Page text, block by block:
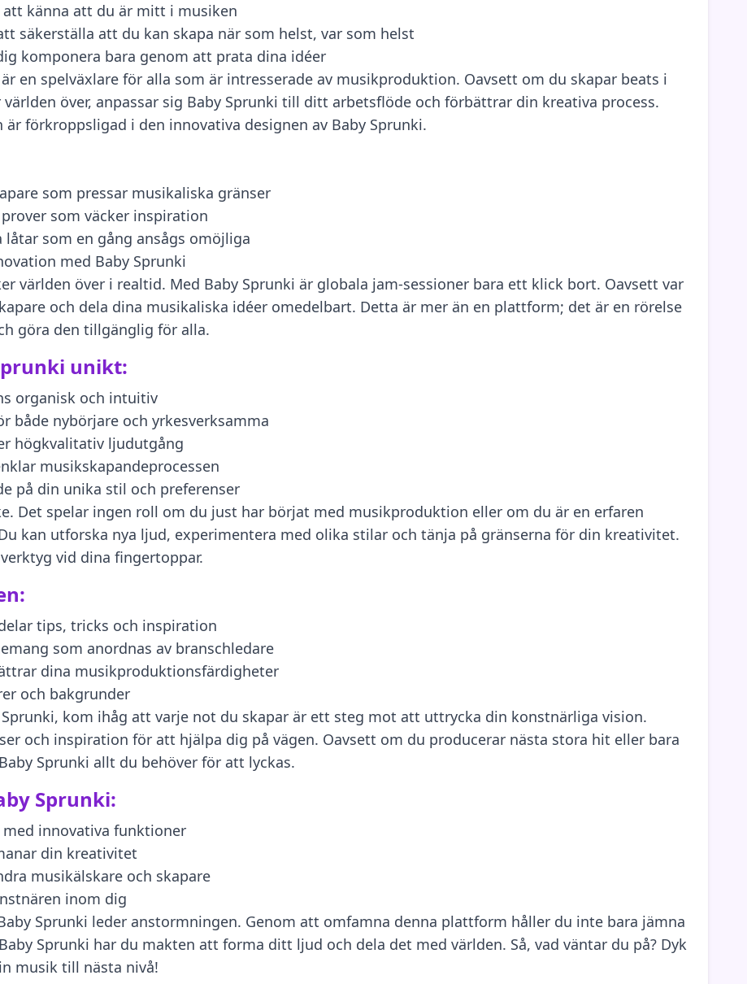
känna att du är mitt i musiken
säkerställa att du kan skapa när som helst, var som helst
komponera bara genom att prata dina idéer
en spelväxlare för alla som är intresserade av musikproduktion. Oavsett om du skapar beats i
över, anpassar sig Baby Sprunki till ditt arbetsflöde och förbättrar din kreativa process.
förkroppsligad i den innovativa designen av Baby Sprunki.
som pressar musikaliska gränser
som väcker inspiration
som en gång ansågs omöjliga
med Baby Sprunki
världen över i realtid. Med Baby Sprunki är globala jam-sessioner bara ett klick bort. Oavsett var
och dela dina musikaliska idéer omedelbart. Detta är mer än en plattform; det är en rörelse
göra den tillgänglig för alla.
unikt:
organisk och intuitiv
både nybörjare och yrkesverksamma
högkvalitativ ljudutgång
musikskapandeprocessen
på din unika stil och preferenser
Det spelar ingen roll om du just har börjat med musikproduktion eller om du är en erfaren
kan utforska nya ljud, experimentera med olika stilar och tänja på gränserna för din kreativitet.
vid dina fingertoppar.
tips, tricks och inspiration
som anordnas av branschledare
dina musikproduktionsfärdigheter
och bakgrunder
kom ihåg att varje not du skapar är ett steg mot att uttrycka din konstnärliga vision.
och inspiration för att hjälpa dig på vägen. Oavsett om du producerar nästa stora hit eller bara
Sprunki allt du behöver för att lyckas.
Sprunki:
innovativa funktioner
din kreativitet
musikälskare och skapare
inom dig
Sprunki leder anstormningen. Genom att omfamna denna plattform håller du inte bara jämna
Sprunki har du makten att forma ditt ljud och dela det med världen. Så, vad väntar du på? Dyk
musik till nästa nivå!